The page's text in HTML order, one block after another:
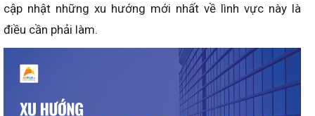
cập nhật những xu hướng mới nhất về lình vực này là
điều cần phải làm.